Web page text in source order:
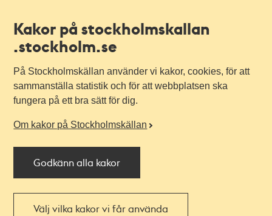
Kakor på stockholmskallan
.stockholm.se
På Stockholmskällan använder vi kakor, cookies, för att
sammanställa statistik och för att webbplatsen ska
fungera på ett bra sätt för dig.
Om kakor på Stockholmskällan
Godkänn alla kakor
Välj vilka kakor vi får använda